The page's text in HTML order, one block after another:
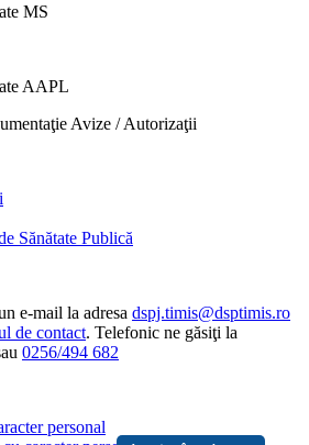
MS
AAPL
Avize / Autorizaţii
Sănătate Publică
e-mail la adresa dspj.timis@dsptimis.ro
de contact. Telefonic ne găsiţi la
0256/494 682
personal